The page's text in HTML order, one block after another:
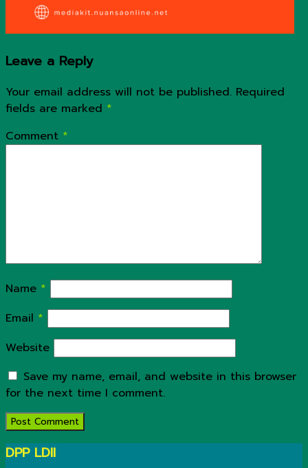
Leave a Reply
Your email address will not be published. Required
fields are marked *
Comment *
Name *
Email *
Website
Save my name, email, and website in this browser
for the next time I comment.
DPP LDII